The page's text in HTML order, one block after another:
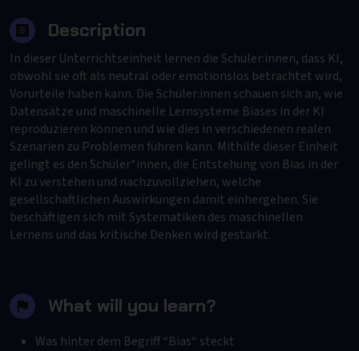
Description
In dieser Unterrichtseinheit lernen die Schüler:innen, dass KI,
obwohl sie oft als neutral oder emotionslos betrachtet wird,
Vorurteile haben kann. Die Schüler:innen schauen sich an, wie
Datensätze und maschinelle Lernsysteme Biases in der KI
reproduzieren können und wie dies in verschiedenen realen
Szenarien zu Problemen führen kann. Mithilfe dieser Einheit
gelingt es den Schüler*innen, die Entstehung von Bias in der
KI zu verstehen und nachzuvollziehen, welche
gesellschaftlichen Auswirkungen damit einhergehen. Sie
beschäftigen sich mit Systematiken des maschinellen
Lernens und das kritische Denken wird gestärkt.
What will you learn?
Was hinter dem Begriff “Bias“ steckt